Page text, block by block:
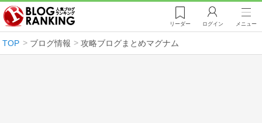
リーダー ログイン メニュー
TOP ブログ情報 攻略ブログまとめマグナム